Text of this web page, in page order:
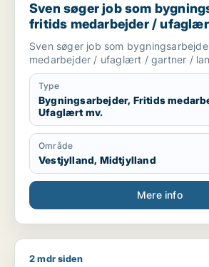
Sven søger job som
fritids medarbejder /
landbrug
Sven søger job som
medarbejder / ufaglært / gartner /
Type
Bygningsarbejder, Fritids
Ufaglært mv.
Område
Vestjylland, Midtjylland
Mere info
Jakob søger job som
2 mdr siden